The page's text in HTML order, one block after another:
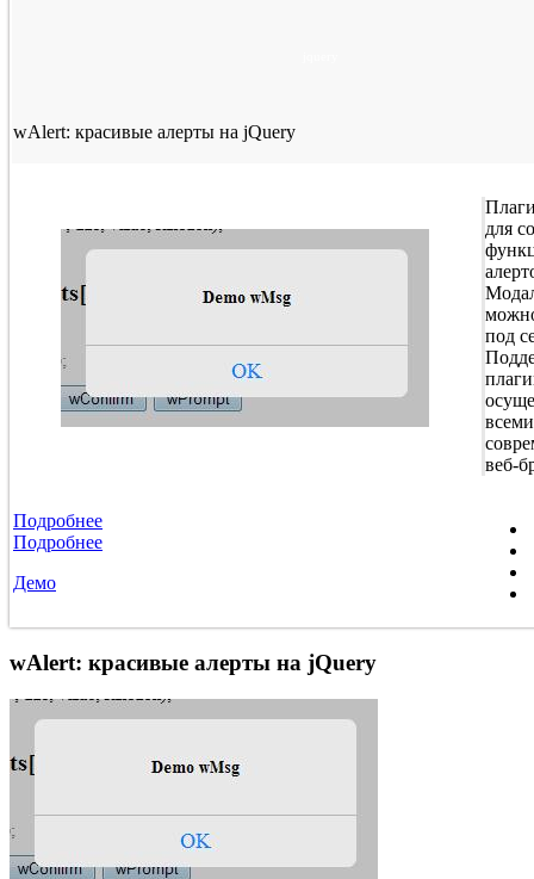
wAlert: красивые алерты на jQuery
для
под
всеми
веб-
Подробнее
Подробнее
Демо
wAlert: красивые алерты на jQuery